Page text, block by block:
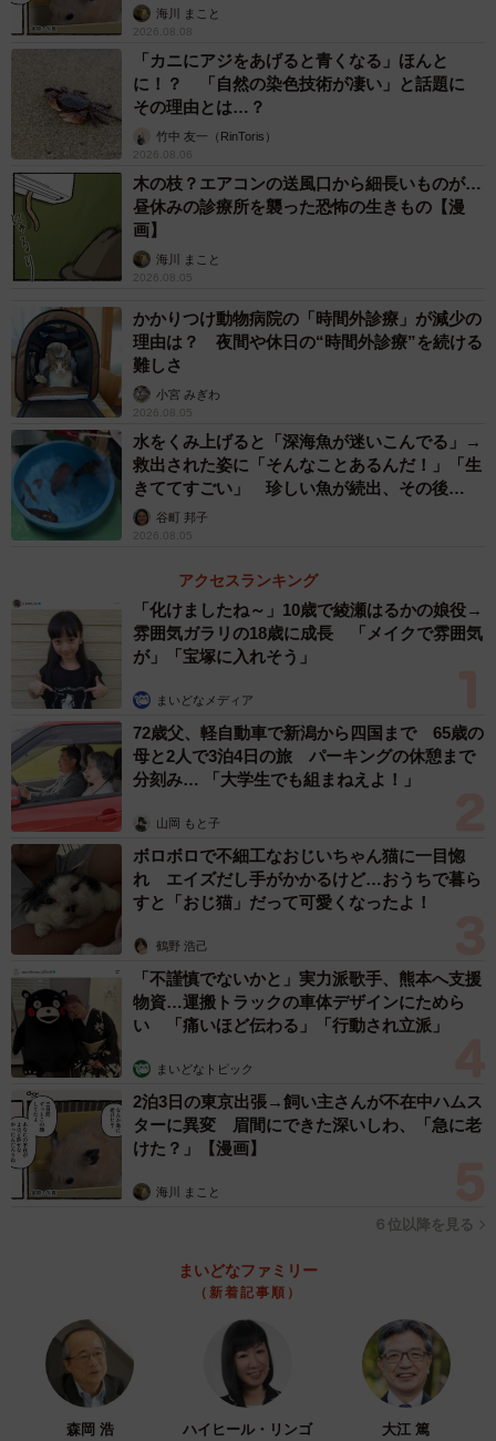
海川 まこと
2026.08.08
「カニにアジをあげると青くなる」ほんと
に！？ 「自然の染色技術が凄い」と話題に
その理由とは…？
竹中 友一（RinToris）
2026.08.06
木の枝？エアコンの送風口から細長いものが…
昼休みの診療所を襲った恐怖の生きもの【漫
画】
海川 まこと
2026.08.05
かかりつけ動物病院の「時間外診療」が減少の
理由は？ 夜間や休日の“時間外診療”を続ける
難しさ
小宮 みぎわ
2026.08.05
水をくみ上げると「深海魚が迷いこんでる」→
救出された姿に「そんなことあるんだ！」「生
きててすごい」 珍しい魚が続出、その後
は……谷町 邦子
2026.08.05
アクセスランキング
「化けましたね～」10歳で綾瀬はるかの娘役→
雰囲気ガラリの18歳に成長 「メイクで雰囲気
が」「宝塚に入れそう」
まいどなメディア
72歳父、軽自動車で新潟から四国まで 65歳の
母と2人で3泊4日の旅 パーキングの休憩まで
分刻み… 「大学生でも組まねえよ！」
山岡 もと子
ボロボロで不細工なおじいちゃん猫に一目惚
れ エイズだし手がかかるけど…おうちで暮ら
すと「おじ猫」だって可愛くなったよ！
鶴野 浩己
「不謹慎でないかと」実力派歌手、熊本へ支援
物資…運搬トラックの車体デザインにためら
い 「痛いほど伝わる」「行動され立派」
まいどなトピック
2泊3日の東京出張→飼い主さんが不在中ハムス
ターに異変 眉間にできた深いしわ、「急に老
けた？」【漫画】
海川 まこと
６位以降を見る
まいどなファミリー
（新着記事順）
森岡 浩 ハイヒール・リンゴ 大江 篤